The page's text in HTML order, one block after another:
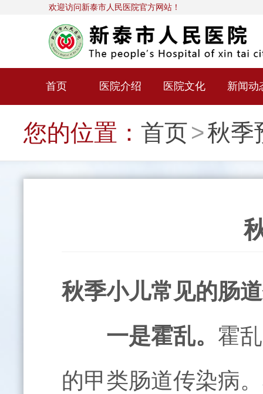
欢迎访问新泰市人民医院官方网站！
首页 医院介绍 医院文化 新闻动
您的位置： 首页>秋季
秋季小儿常见的肠
一是霍乱。 霍
的甲类肠道传染病